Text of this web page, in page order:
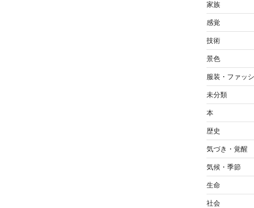
家族
感覚
技術
景色
服装・ファッ
未分類
本
歴史
気づき・覚醒
気候・季節
生命
社会